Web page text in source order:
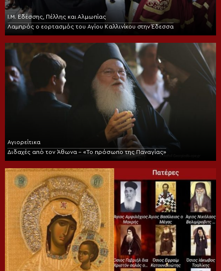
Ι.Μ. Εδέσσης, Πέλλης και Αλμωπίας
Λαμπρός ο εορτασμός του Αγίου Καλλινίκου στην Έδεσσα
Αγιορείτικα
Διδαχές από τον Άθωνα – «Το πρόσωπο της Παναγίας»